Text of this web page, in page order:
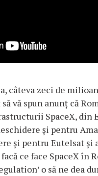
câteva zeci de
vă spun anunţ că
SpaceX, din
şi pentru
şi pentru Eutelsat
ce face SpaceX
o să ne dea